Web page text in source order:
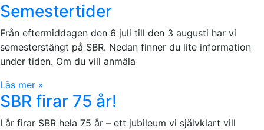
Semestertider
Från eftermiddagen den 6 juli till den 3 augusti har vi
semesterstängt på SBR. Nedan finner du lite information
under tiden. Om du vill anmäla
Läs mer »
SBR firar 75 år!
I år firar SBR hela 75 år – ett jubileum vi självklart vill